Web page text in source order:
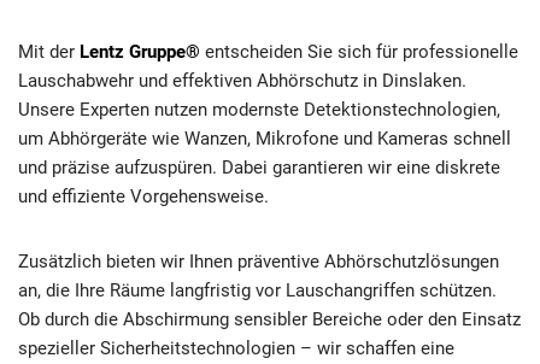
Mit der Lentz Gruppe® entscheiden Sie sich für professionelle
Lauschabwehr und effektiven Abhörschutz in Dinslaken.
Unsere Experten nutzen modernste Detektionstechnologien,
um Abhörgeräte wie Wanzen, Mikrofone und Kameras schnell
und präzise aufzuspüren. Dabei garantieren wir eine diskrete
und effiziente Vorgehensweise.
Zusätzlich bieten wir Ihnen präventive Abhörschutzlösungen
an, die Ihre Räume langfristig vor Lauschangriffen schützen.
Ob durch die Abschirmung sensibler Bereiche oder den Einsatz
spezieller Sicherheitstechnologien – wir schaffen eine